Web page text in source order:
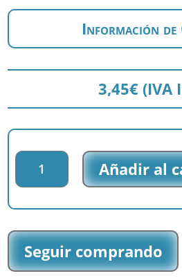
Información de
3,45€ (IVA
Parche
impreso
Cars
-
McQueen
Caroule
Añadir al
Seguir comprando